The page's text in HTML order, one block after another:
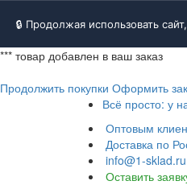
🔒 Продолжая использовать
*** товар добавлен в ваш заказ
Продолжить покупки Оформить
Всё просто: у
Оптовым
Доставка по
info@1-sklad.ru
Оставить